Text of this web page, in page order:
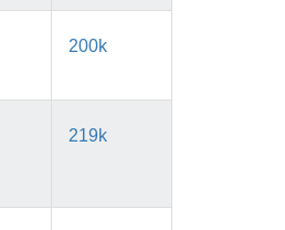
200k
219k